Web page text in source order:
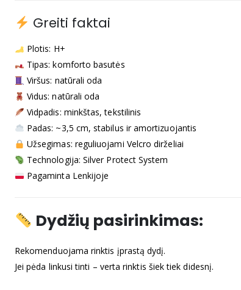
Greiti faktai
Plotis: H+
Tipas: komforto basutės
Viršus: natūrali oda
Vidus: natūrali oda
Vidpadis: minkštas, tekstilinis
Padas: ~3,5 cm, stabilus ir amortizuojantis
Užsegimas: reguliuojami Velcro dirželiai
Technologija: Silver Protect System
Pagaminta Lenkijoje
Dydžių pasirinkimas:
Rekomenduojama rinktis įprastą dydį.
Jei pėda linkusi tinti – verta rinktis šiek tiek didesnį.